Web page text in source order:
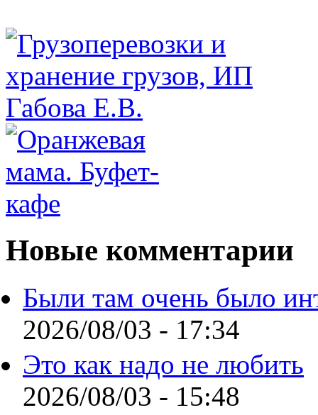
Новые комментарии
Были там очень было
2026/08/03 - 17:34
Это как надо не любить
2026/08/03 - 15:48